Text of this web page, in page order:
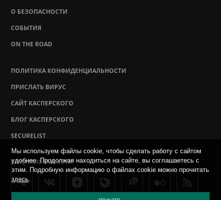
О БЕЗОПАСНОСТИ
СОБЫТИЯ
ON THE ROAD
ПОЛИТИКА КОНФИДЕНЦИАЛЬНОСТИ
ПРИСЛАТЬ ВИРУС
САЙТ КАСПЕРСКОГО
БЛОГ КАСПЕРСКОГО
SECURELIST
СОЦИАЛЬНЫЕ СЕТИ
Мы используем файлы cookie, чтобы сделать работу с сайтом
удобнее. Продолжая находиться на сайте, вы соглашаетесь с
этим. Подробную информацию о файлах cookie можно прочитать
здесь.